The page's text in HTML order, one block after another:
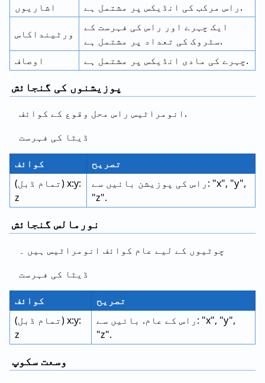
اشاریوں
راس مرکب کی انڈیکس پر مشتمل ہے.
ورٹینداکاس
ایک چہرے اور راس کی فہرست کے
سٹروک کی تعداد پر مشتمل ہے.
اوصاف
چہرے کی مادی انڈیکس پر مشتمل ہے.
پوزیشنوں کی گنجائش
انومراٹیس راس محل وقوع کے کوائف.
ڈیٹا کی فہرست
کوائف
تصریح
(تمام ڈبل) x:y:
z
راس کی پوزیشن بائیں سے: "x", "y",
"z".
نورمالس گنجائش
چوٹیوں کے لیے عام کوائف انومراٹیس ہیں ۔
ڈیٹا کی فہرست
کوائف
تصریح
(تمام ڈبل) x:y:
z
راس کے عام. بائیں سے: "x", "y",
"z".
وسعت سکوپ